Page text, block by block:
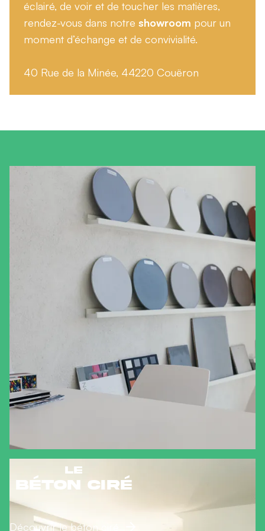
éclairé, de voir et de toucher les matières,
rendez-vous dans notre showroom pour un
moment d’échange et de convivialité.
40 Rue de la Minée, 44220 Couëron
Le
béton ciré
Découvrir le béton ciré